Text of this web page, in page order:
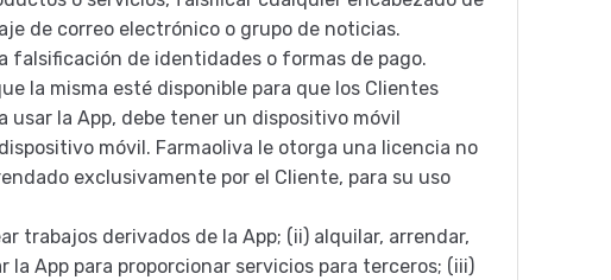
de correo electrónico o grupo de noticias.
de identidades o formas de pago.
la misma esté disponible para que los Clientes
la App, debe tener un dispositivo móvil
móvil. Farmaoliva le otorga una licencia no
exclusivamente por el Cliente, para su uso
trabajos derivados de la App; (ii) alquilar, arrendar,
App para proporcionar servicios para terceros; (iii)